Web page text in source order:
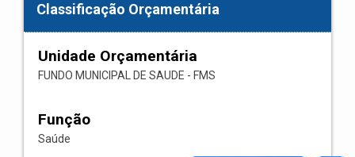
Classificação Orçamentária
Unidade Orçamentária
FUNDO MUNICIPAL DE SAUDE - FMS
Função
Saúde